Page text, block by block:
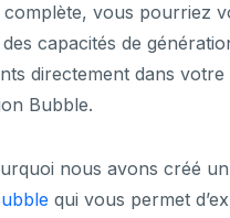
complète, vous pourriez
capacités de
directement dans
Bubble.
nous avons créé un
qui vous permet